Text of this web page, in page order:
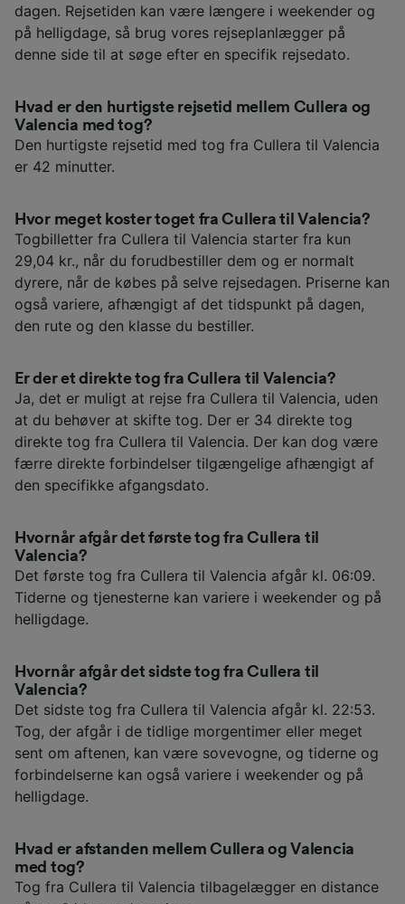
dagen. Rejsetiden kan være længere i weekender og
på helligdage, så brug vores rejseplanlægger på
denne side til at søge efter en specifik rejsedato.
Hvad er den hurtigste rejsetid mellem Cullera og
Valencia med tog?
Den hurtigste rejsetid med tog fra Cullera til Valencia
er 42 minutter.
Hvor meget koster toget fra Cullera til Valencia?
Togbilletter fra Cullera til Valencia starter fra kun
29,04 kr., når du forudbestiller dem og er normalt
dyrere, når de købes på selve rejsedagen. Priserne kan
også variere, afhængigt af det tidspunkt på dagen,
den rute og den klasse du bestiller.
Er der et direkte tog fra Cullera til Valencia?
Ja, det er muligt at rejse fra Cullera til Valencia, uden
at du behøver at skifte tog. Der er 34 direkte tog
direkte tog fra Cullera til Valencia. Der kan dog være
færre direkte forbindelser tilgængelige afhængigt af
den specifikke afgangsdato.
Hvornår afgår det første tog fra Cullera til
Valencia?
Det første tog fra Cullera til Valencia afgår kl. 06:09.
Tiderne og tjenesterne kan variere i weekender og på
helligdage.
Hvornår afgår det sidste tog fra Cullera til
Valencia?
Det sidste tog fra Cullera til Valencia afgår kl. 22:53.
Tog, der afgår i de tidlige morgentimer eller meget
sent om aftenen, kan være sovevogne, og tiderne og
forbindelserne kan også variere i weekender og på
helligdage.
Hvad er afstanden mellem Cullera og Valencia
med tog?
Tog fra Cullera til Valencia tilbagelægger en distance